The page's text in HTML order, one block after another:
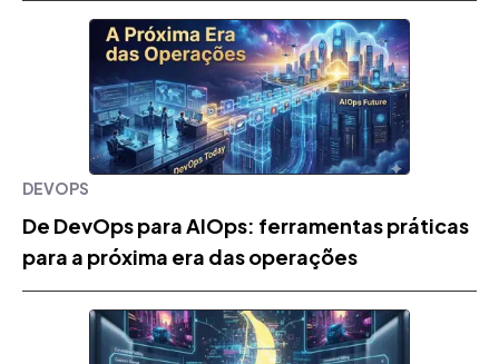
DEVOPS
De DevOps para AIOps: ferramentas práticas
para a próxima era das operações